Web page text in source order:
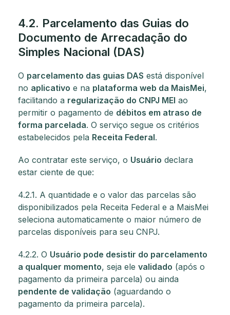
4.2. Parcelamento das Guias do
Documento de Arrecadação do
Simples Nacional (DAS)
O parcelamento das guias DAS está disponível
no aplicativo e na plataforma web da MaisMei,
facilitando a regularização do CNPJ MEI ao
permitir o pagamento de débitos em atraso de
forma parcelada. O serviço segue os critérios
estabelecidos pela Receita Federal.
Ao contratar este serviço, o Usuário declara
estar ciente de que:
4.2.1. A quantidade e o valor das parcelas são
disponibilizados pela Receita Federal e a MaisMei
seleciona automaticamente o maior número de
parcelas disponíveis para seu CNPJ.
4.2.2. O Usuário pode desistir do parcelamento
a qualquer momento, seja ele validado (após o
pagamento da primeira parcela) ou ainda
pendente de validação (aguardando o
pagamento da primeira parcela).